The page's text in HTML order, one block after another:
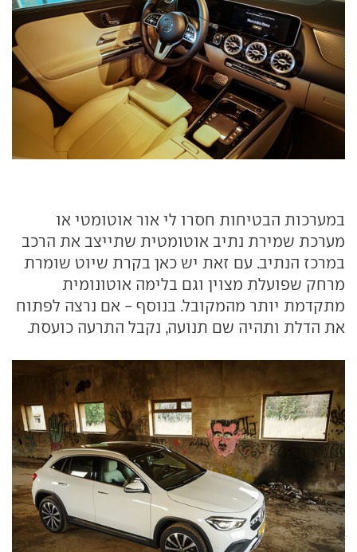
במערכות הבטיחות חסרו לי אור אוטומטי או
מערכת שמירת נתיב אוטומטית שתייצב את הרכב
במרכז הנתיב. עם זאת יש כאן בקרת שיוט שומרת
מרחק שפועלת מצוין וגם בלימה אוטונומית
מתקדמת יותר מהמקובל. בנוסף - אם נרצה לפתוח
את הדלת ותהיה שם תנועה, נקבל התרעה כועסת.